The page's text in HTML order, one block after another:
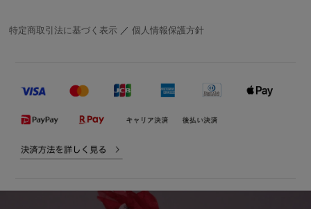
特定商取引法に基づく表示 ／個人情報保護方針